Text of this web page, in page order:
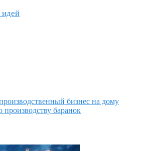
идей
бизнес на дому
производству баранок